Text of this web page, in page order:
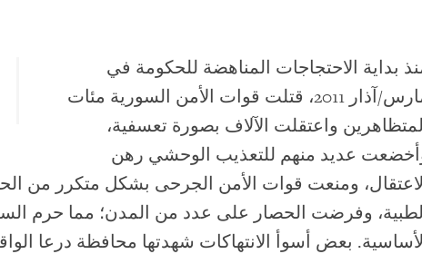
بداية الاحتجاجات المناهضة للحكومة في
مارس/آذار 2011، قتلت قوات الأمن السورية مئات
واعتقلت الآلاف بصورة تعسفية،
عديد منهم للتعذيب الوحشي رهن
ومنعت قوات الأمن الجرحى بشكل متكرر من
وفرضت الحصار على عدد من المدن؛ مما حرم
بعض أسوأ الانتهاكات شهدتها محافظة درعا